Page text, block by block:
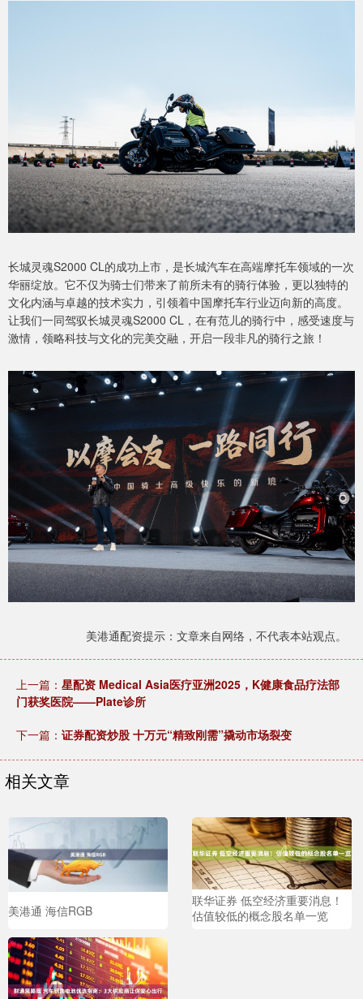
长城灵魂S2000 CL的成功上市，是长城汽车在高端摩托车领域的一次
华丽绽放。它不仅为骑士们带来了前所未有的骑行体验，更以独特的
文化内涵与卓越的技术实力，引领着中国摩托车行业迈向新的高度。
让我们一同驾驭长城灵魂S2000 CL，在有范儿的骑行中，感受速度与
激情，领略科技与文化的完美交融，开启一段非凡的骑行之旅！
美港通配资提示：文章来自网络，不代表本站观点。
上一篇： 星配资 Medical Asia医疗亚洲2025，K健康食品疗法部
门获奖医院——Plate诊所
下一篇： 证券配资炒股 十万元“精致刚需”撬动市场裂变
相关文章
美港通 海信RGB
联华证券 低空经济重要消息！
估值较低的概念股名单一览